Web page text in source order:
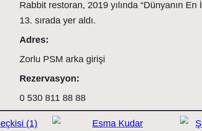
Rabbit restoran, 2019 yılında “Dünyanın
13. sırada yer aldı.
Adres:
Zorlu PSM arka girişi
Rezervasyon:
0 530 811 88 88